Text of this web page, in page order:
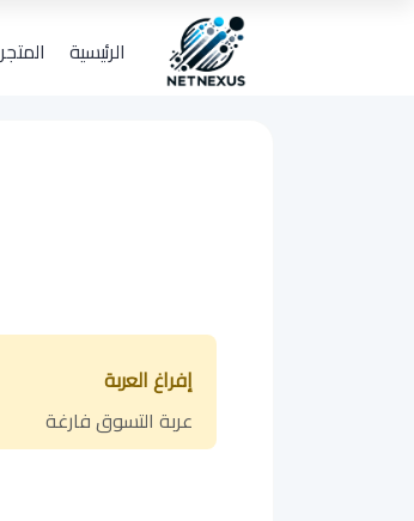
الرئيسية المتجر
إفراغ العربة
عربة التسوق فارغة